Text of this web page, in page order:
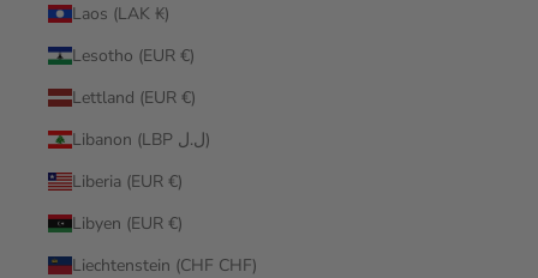
Laos (LAK ₭)
Lesotho (EUR €)
Lettland (EUR €)
Libanon (LBP ل.ل)
Liberia (EUR €)
Libyen (EUR €)
Liechtenstein (CHF CHF)